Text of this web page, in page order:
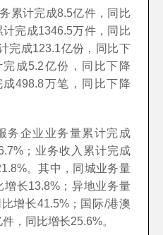
计完成8.5亿件，同比
完成1346.5万件，同比
完成123.1亿份，同比下
成5.2亿份，同比下降
498.8万笔，同比下降
企业业务量累计完成
；业务收入累计完成
。其中，同城业务量
长13.8%；异地业务量
增长41.5%；国际/港澳
，同比增长25.6%。